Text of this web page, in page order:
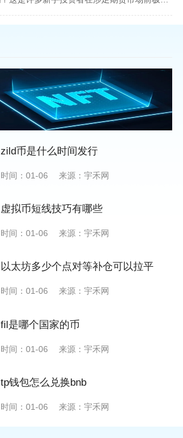
zild币是什么时间发行
时间：01-06 来源：宇禾网
虚拟币短线技巧有哪些
时间：01-06 来源：宇禾网
以太坊多少个点对等补仓可以拉平
时间：01-06 来源：宇禾网
fil是哪个国家的币
时间：01-06 来源：宇禾网
tp钱包怎么兑换bnb
时间：01-06 来源：宇禾网